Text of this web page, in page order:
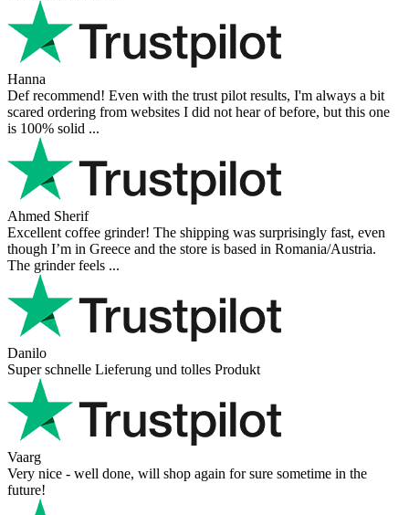
Hanna
Def recommend! Even with the trust pilot results, I'm always a bit
scared ordering from websites I did not hear of before, but this one
is 100% solid ...
Ahmed Sherif
Excellent coffee grinder! The shipping was surprisingly fast, even
though I’m in Greece and the store is based in Romania/Austria.
The grinder feels ...
Danilo
Super schnelle Lieferung und tolles Produkt
Vaarg
Very nice - well done, will shop again for sure sometime in the
future!